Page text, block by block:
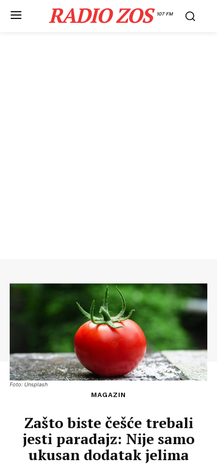
RADIO ZOS 107 FM
Foto: Unsplash
MAGAZIN
Zašto biste češće trebali
jesti paradajz: Nije samo
ukusan dodatak jelima